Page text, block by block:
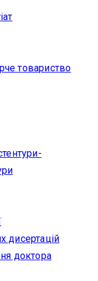
товариство
дисертацій
доктора